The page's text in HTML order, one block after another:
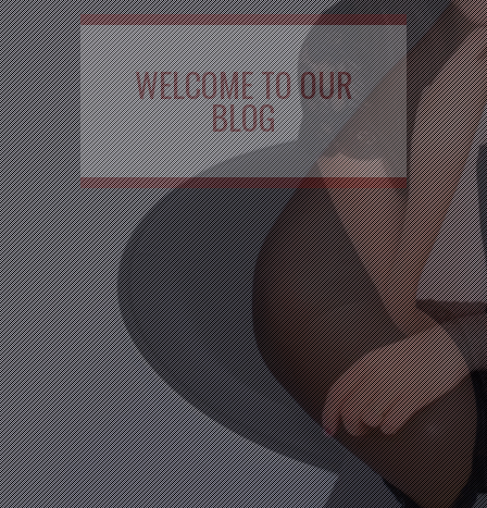
WELCOME TO OUR
BLOG